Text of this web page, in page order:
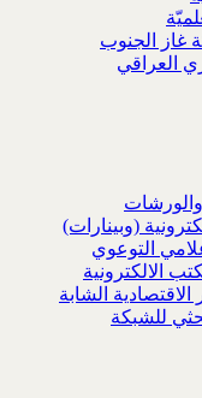
غاز الجنوب
العراقي
والورشات
(وبينارات)
التوعوي
الالكترونية
الشابة
للشبكة